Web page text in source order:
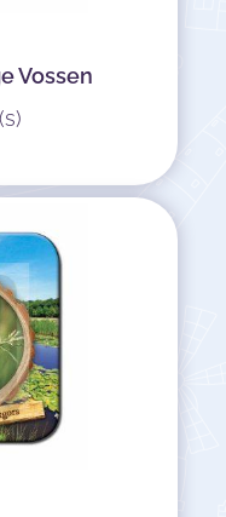
Vossen